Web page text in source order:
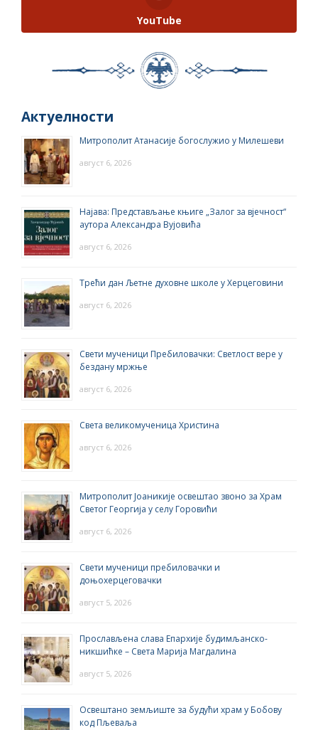
YouTube
Актуелности
Митрополит Атанасије богослужио у Милешеви
август 6, 2026
Најава: Представљање књиге „Залог за вјечност“
аутора Александра Вујовића
август 6, 2026
Трећи дан Љетне духовне школе у Херцеговини
август 6, 2026
Свети мученици Пребиловачки: Светлост вере у
бездану мржње
август 6, 2026
Света великомученица Христина
август 6, 2026
Митрополит Јоаникије освештао звоно за Храм
Светог Георгија у селу Горовићи
август 6, 2026
Свети мученици пребиловачки и
доњохерцеговачки
август 5, 2026
Прослављена слава Епархије будимљанско-
никшићке – Света Марија Магдалина
август 5, 2026
Освештано земљиште за будући храм у Бобову
код Пљеваља